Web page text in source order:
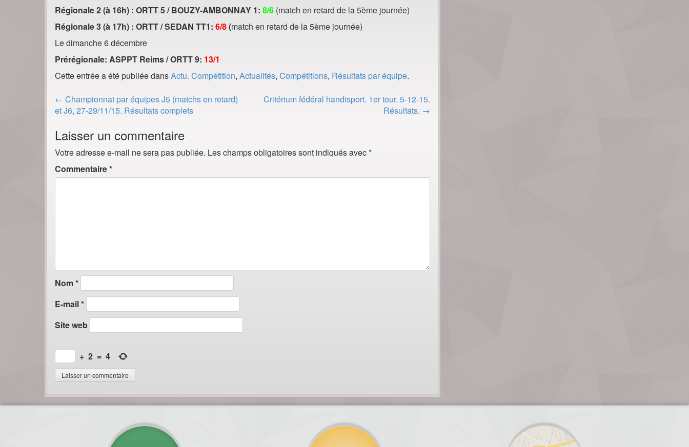
Régionale 2 (à 16h) : ORTT 5 / BOUZY-AMBONNAY 1: 8/6 (match en retard de la 5ème journée)
Régionale 3 (à 17h) : ORTT / SEDAN TT1: 6/8(match en retard de la 5ème journée)
Le dimanche 6 décembre
Prérégionale: ASPPT Reims / ORTT 9: 13/1
Cette entrée a été publiée dansActu. Compétition, Actualités, Compétitions, Résultats par équipe.
Post
navigation
← Championnat par équipes J5 (matchs en retard)
et J6, 27-29/11/15. Résultats complets
Critérium fédéral handisport. 1er tour. 5-12-15.
Résultats. →
Laisser un commentaire
Votre adresse e-mail ne sera pas publiée. Les champs obligatoires sont indiqués avec*
Commentaire*
Nom*
E-mail*
Site web
+ 2 = 4